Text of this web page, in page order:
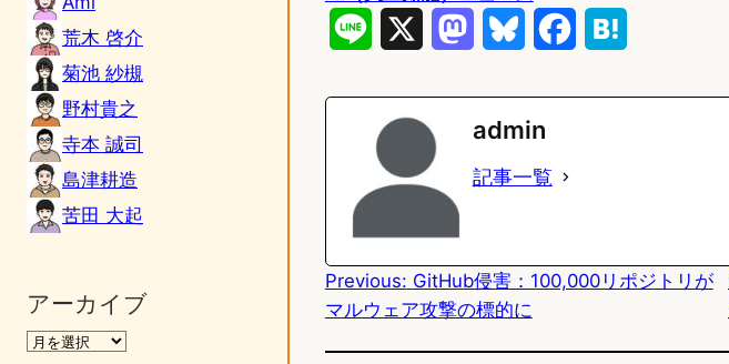
荒木 啓介
菊池 紗槻
野村貴之
寺本 誠司
島津耕造
苦田 大起
アーカイブ
e
o
n
y
o
admin
記事一覧
Previous: GitHub侵害：100,000リポジトリが
マルウェア攻撃の標的に